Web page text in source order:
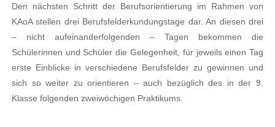
Den nächsten Schritt der Berufsorientierung im Rahmen von
KAoA stellen drei Berufsfelderkundungstage dar. An diesen drei
– nicht aufeinanderfolgenden – Tagen bekommen die
Schülerinnen und Schüler die Gelegenheit, für jeweils einen Tag
erste Einblicke in verschiedene Berufsfelder zu gewinnen und
sich so weiter zu orientieren – auch bezüglich des in der 9.
Klasse folgenden zweiwöchigen Praktikums.